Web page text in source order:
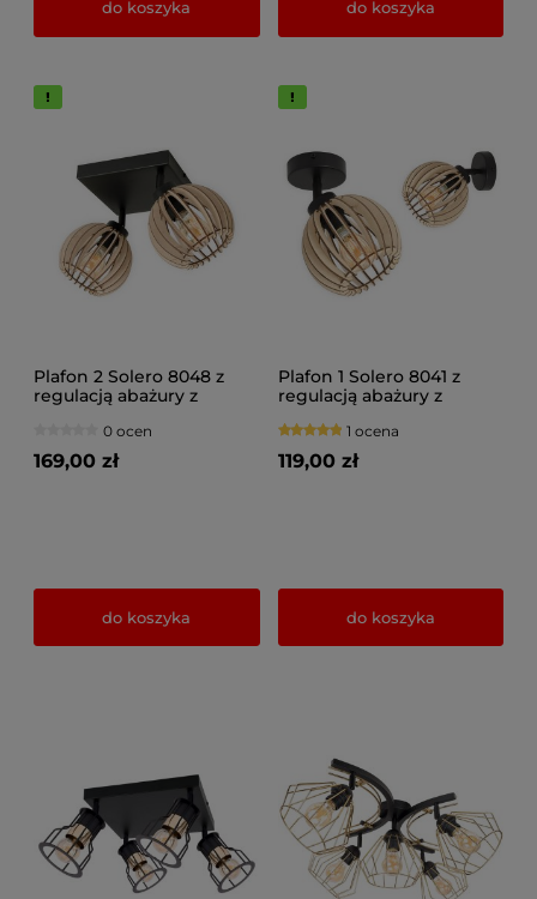
do koszyka do koszyka
Plafon 2 Solero 8048 z
regulacją abażury z
brązowe, czarne
0 ocen
169,00 zł
do koszyka
Plafon 1 Solero 8041 z
regulacją abażury z
brązowe, czarne
1 ocena
119,00 zł
do koszyka